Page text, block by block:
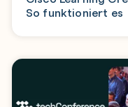
So funktioniert es